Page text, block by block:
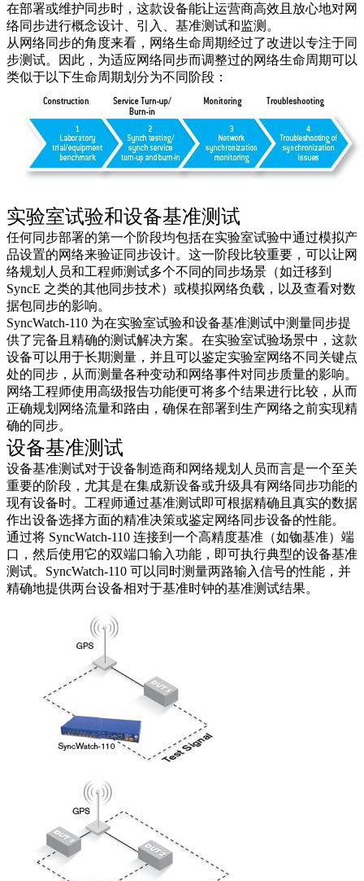
在部署或维护同步时，这款设备能让运营商高效且放心地对网
络同步进行概念设计、引入、基准测试和监测。
从网络同步的角度来看，网络生命周期经过了改进以专注于同
步测试。因此，为适应网络同步而调整过的网络生命周期可以
类似于以下生命周期划分为不同阶段：
实验室试验和设备基准测试
任何同步部署的第一个阶段均包括在实验室试验中通过模拟产
品设置的网络来验证同步设计。这一阶段比较重要，可以让网
络规划人员和工程师测试多个不同的同步场景（如迁移到
SyncE 之类的其他同步技术）或模拟网络负载，以及查看对数
据包同步的影响。
SyncWatch-110 为在实验室试验和设备基准测试中测量同步提
供了完备且精确的测试解决方案。在实验室试验场景中，这款
设备可以用于长期测量，并且可以鉴定实验室网络不同关键点
处的同步，从而测量各种变动和网络事件对同步质量的影响。
网络工程师使用高级报告功能便可将多个结果进行比较，从而
正确规划网络流量和路由，确保在部署到生产网络之前实现精
确的同步。
设备基准测试
设备基准测试对于设备制造商和网络规划人员而言是一个至关
重要的阶段，尤其是在集成新设备或升级具有网络同步功能的
现有设备时。工程师通过基准测试即可根据精确且真实的数据
作出设备选择方面的精准决策或鉴定网络同步设备的性能。
通过将 SyncWatch-110 连接到一个高精度基准（如铷基准）端
口，然后使用它的双端口输入功能，即可执行典型的设备基准
测试。SyncWatch-110 可以同时测量两路输入信号的性能，并
精确地提供两台设备相对于基准时钟的基准测试结果。